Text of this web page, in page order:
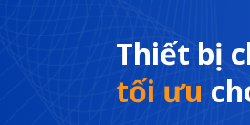
Thiết bị
tối ưu